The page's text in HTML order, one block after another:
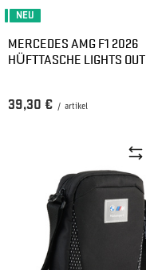
NEU
MERCEDES AMG F1 2026
HÜFTTASCHE LIGHTS OUT
39,30 € / artikel